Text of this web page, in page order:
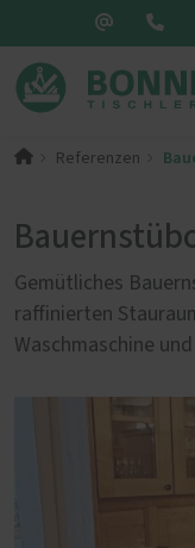
Referenzen
Gemütliches
raffinierten
Waschmaschine